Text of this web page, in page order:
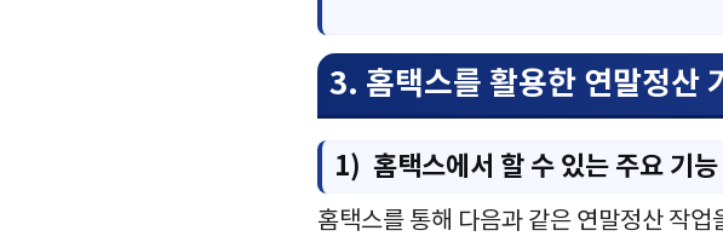
3. 홈택스를 활용한 연말정산
1) 홈택스에서 할 수 있는 주요 기능
홈택스를 통해 다음과 같은 연말정산 작